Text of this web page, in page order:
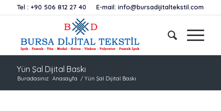
Tel :+90 506 812 27 40 E-mail:info@bursadijitaltekstil.com
Yün Şal Dijital Baskı
Buradasınız: Anasayfa / Yün Şal Dijital Baskı